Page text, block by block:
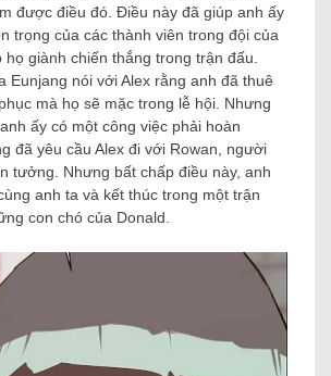
được điều đó. Điều này đã giúp anh ấy
trọng của các thành viên trong đội của
họ giành chiến thắng trong trận đấu.
Eunjang nói với Alex rằng anh đã thuê
mà họ sẽ mặc trong lễ hội. Nhưng
ấy có một công việc phải hoàn
đã yêu cầu Alex đi với Rowan, người
tưởng. Nhưng bất chấp điều này, anh
anh ta và kết thúc trong một trận
con chó của Donald.